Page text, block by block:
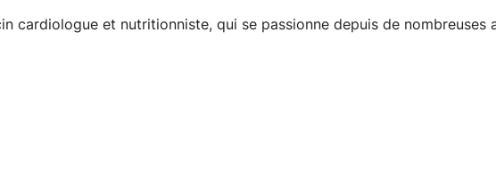
cardiologue et nutritionniste, qui se passionne depuis de nombreuses